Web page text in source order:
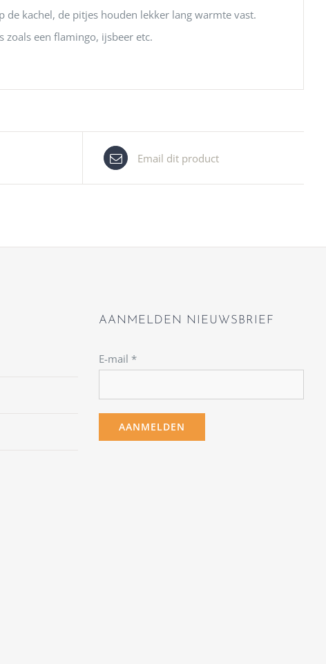
kachel, de pitjes houden lekker lang warmte vast.
een flamingo, ijsbeer etc.
Email dit product
AANMELDEN NIEUWSBRIEF
E-mail *